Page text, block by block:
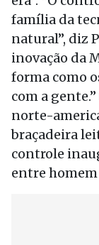
família da
natural”, diz
inovação da
forma como
com a
norte-
braçadeira
controle
entre homem